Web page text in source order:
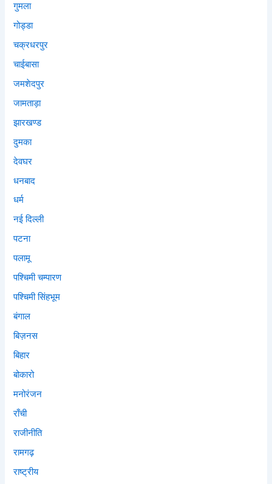
गुमला
गोड्डा
चक्रधरपुर
चाईबासा
जमशेदपुर
जामताड़ा
झारखण्ड
दुमका
देवघर
धनबाद
धर्म
नई दिल्ली
पटना
पलामू
पश्चिमी चम्पारण
पश्चिमी सिंहभूम
बंगाल
बिज़नस
बिहार
बोकारो
मनोरंजन
राँची
राजीनीति
रामगढ़
राष्ट्रीय